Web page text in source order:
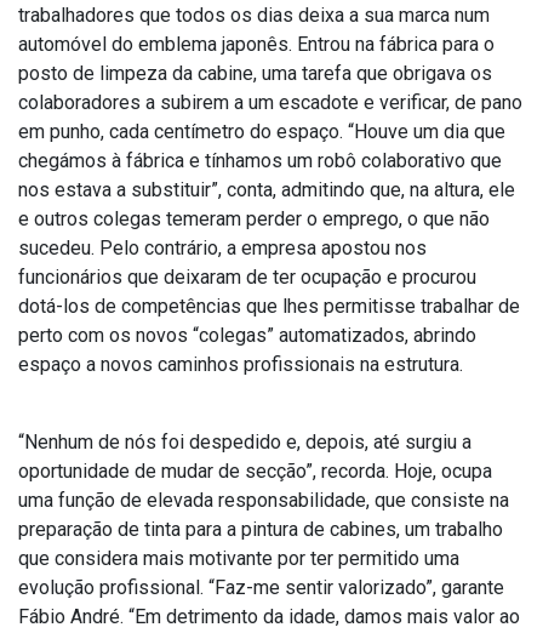
trabalhadores que todos os dias deixa a sua marca num
automóvel do emblema japonês. Entrou na fábrica para o
posto de limpeza da cabine, uma tarefa que obrigava os
colaboradores a subirem a um escadote e verificar, de pano
em punho, cada centímetro do espaço. “Houve um dia que
chegámos à fábrica e tínhamos um robô colaborativo que
nos estava a substituir”, conta, admitindo que, na altura, ele
e outros colegas temeram perder o emprego, o que não
sucedeu. Pelo contrário, a empresa apostou nos
funcionários que deixaram de ter ocupação e procurou
dotá-los de competências que lhes permitisse trabalhar de
perto com os novos “colegas” automatizados, abrindo
espaço a novos caminhos profissionais na estrutura.
“Nenhum de nós foi despedido e, depois, até surgiu a
oportunidade de mudar de secção”, recorda. Hoje, ocupa
uma função de elevada responsabilidade, que consiste na
preparação de tinta para a pintura de cabines, um trabalho
que considera mais motivante por ter permitido uma
evolução profissional. “Faz-me sentir valorizado”, garante
Fábio André. “Em detrimento da idade, damos mais valor ao